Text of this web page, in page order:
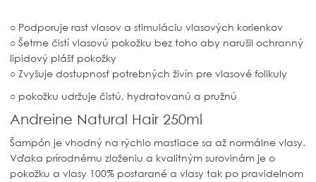
○ Podporuje rast vlasov a stimuláciu vlasových korienkov
○ Šetrne čistí vlasovú pokožku bez toho aby narušil ochranný
lipidový plášť pokožky
○ Zvyšuje dostupnosť potrebných živín pre vlasové folikuly
○ pokožku udržuje čistú, hydratovanú a pružnú
Andreine Natural Hair 250ml
Šampón je vhodný na rýchlo mastiace sa až normálne vlasy.
Vďaka prírodnému zloženiu a kvalitným surovinám je o
pokožku a vlasy 100% postarané a vlasy tak po pravidelnom